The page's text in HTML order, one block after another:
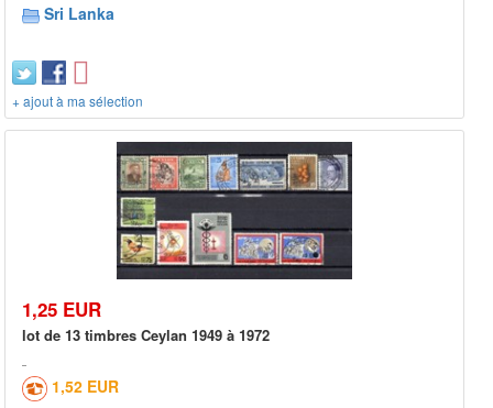
Sri Lanka
+ ajout à ma sélection
1,25 EUR
lot de 13 timbres Ceylan 1949 à 1972
1,52 EUR